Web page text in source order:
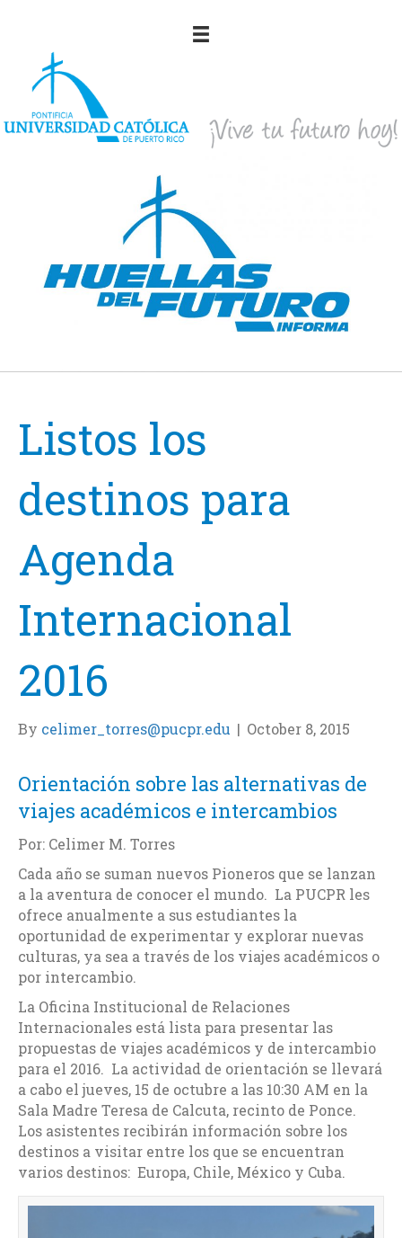
Listos los
destinos para
Agenda
Internacional
2016
By celimer_torres@pucpr.edu | October 8, 2015
Orientación sobre las alternativas de
viajes académicos e intercambios
Por: Celimer M. Torres
Cada año se suman nuevos Pioneros que se lanzan
a la aventura de conocer el mundo. La PUCPR les
ofrece anualmente a sus estudiantes la
oportunidad de experimentar y explorar nuevas
culturas, ya sea a través de los viajes académicos o
por intercambio.
La Oficina Institucional de Relaciones
Internacionales está lista para presentar las
propuestas de viajes académicos y de intercambio
para el 2016. La actividad de orientación se llevará
a cabo el jueves, 15 de octubre a las 10:30 AM en la
Sala Madre Teresa de Calcuta, recinto de Ponce.
Los asistentes recibirán información sobre los
destinos a visitar entre los que se encuentran
varios destinos: Europa, Chile, México y Cuba.